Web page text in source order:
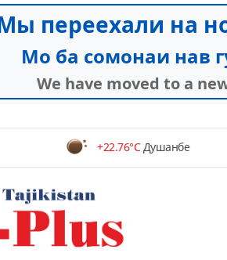
+22.76°CДушанбе